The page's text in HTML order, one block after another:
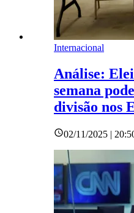
Internacional
Análise:
semana
divisão nos
02/11/2025 |